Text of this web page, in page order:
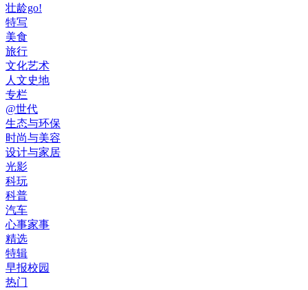
壮龄go!
特写
美食
旅行
文化艺术
人文史地
专栏
@世代
生态与环保
时尚与美容
设计与家居
光影
科玩
科普
汽车
心事家事
精选
特辑
早报校园
热门